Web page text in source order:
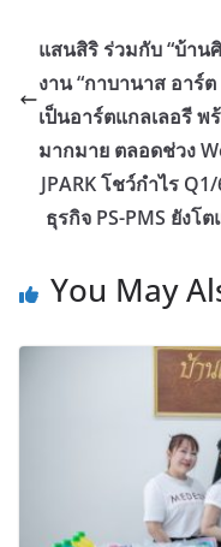
แสนสิริ ร่วมกับ “บ้า
งาน “กาบานาส อาร์
เป็นอาร์ตแกลเลอรี
มากมาย ตลอดช่วง
JPARK โชว์กำไร
ธุรกิจ PS-PMS ยัง
You May